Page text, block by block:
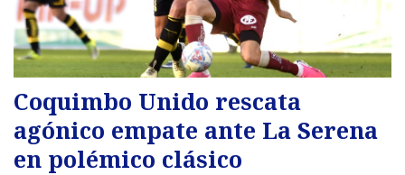
Coquimbo Unido rescata
agónico empate ante La Serena
en polémico clásico